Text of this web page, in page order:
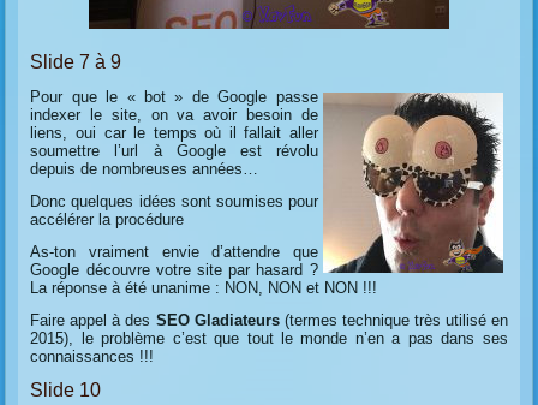
Slide 7 à 9
Pour que le « bot » de Google passe
indexer le site, on va avoir besoin de
liens, oui car le temps où il fallait aller
soumettre l’url à Google est révolu
depuis de nombreuses années…
Donc quelques idées sont soumises pour
accélérer la procédure
As-ton vraiment envie d’attendre que
Google découvre votre site par hasard ?
La réponse à été unanime : NON, NON et NON !!!
Faire appel à des SEO Gladiateurs(termes technique très utilisé en
2015), le problème c’est que tout le monde n’en a pas dans ses
connaissances !!!
Slide 10